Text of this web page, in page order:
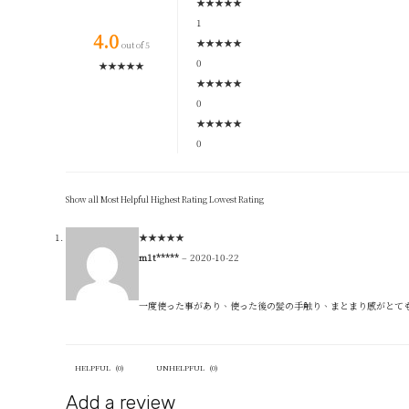
4.0 out of 5
★★★★★
1
★★★★★
0
★★★★★
0
★★★★★
0
Show allMost HelpfulHighest RatingLowest Rating
★★★★★
m1t***** – 2020-10-22
一度使った事があり、使った後の髪の手触り、まとまり感がと
HELPFUL (0) UNHELPFUL (0)
Add a review